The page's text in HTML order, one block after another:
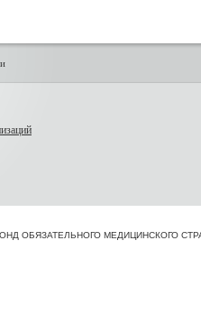
ОБЯЗАТЕЛЬНОГО МЕДИЦИНСКОГО